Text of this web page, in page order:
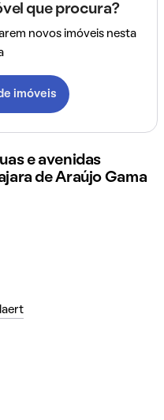
que procura?
novos imóveis nesta
imóveis
e avenidas
de Araújo Gama